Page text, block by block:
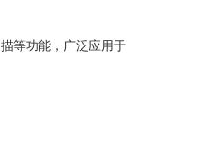
等功能，广泛应用于